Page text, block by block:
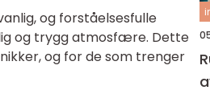
og forståelsesfulle
og trygg atmosfære. Dette
og for de som trenger